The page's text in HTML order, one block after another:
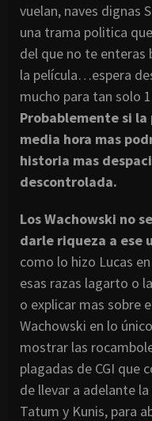
vuelan, naves dignas
una trama politica
del que no te
la película…espera
mucho para tan solo
Probablemente si
media hora mas
historia mas
descontrolada.
Los Wachowski no
darle riqueza a ese
como lo hizo Lucas
esas razas lagarto o
o explicar mas sobre
Wachowski en lo
mostrar las
plagadas de CGI que
de llevar a adelante
Tatum y Kunis, para